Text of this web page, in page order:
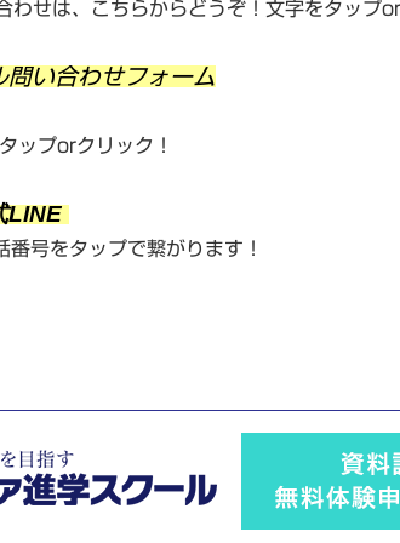
わせは、こちらからどうぞ！文字をタップor
問い合わせフォーム
ップorクリック！
LINE
号をタップで繋がります！